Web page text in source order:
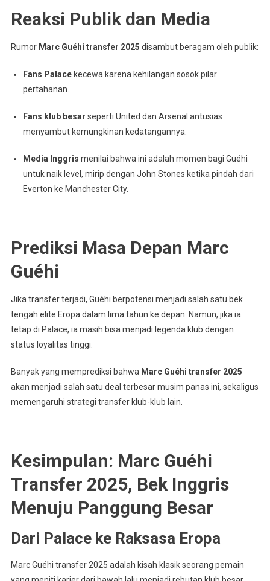
Reaksi Publik dan Media
Rumor Marc Guéhi transfer 2025 disambut beragam oleh publik:
Fans Palacekecewa karena kehilangan sosok pilar
pertahanan.
Fans klub besar seperti United dan Arsenal antusias
menyambut kemungkinan kedatangannya.
Media Inggris menilai bahwa ini adalah momen bagi Guéhi
untuk naik level, mirip dengan John Stones ketika pindah dari
Everton ke Manchester City.
Prediksi Masa Depan Marc
Guéhi
Jika transfer terjadi, Guéhi berpotensi menjadi salah satu bek
tengah elite Eropa dalam lima tahun ke depan. Namun, jika ia
tetap di Palace, ia masih bisa menjadi legenda klub dengan
status loyalitas tinggi.
Banyak yang memprediksi bahwa Marc Guéhi transfer 2025
akan menjadi salah satu deal terbesar musim panas ini, sekaligus
memengaruhi strategi transfer klub-klub lain.
Kesimpulan: Marc Guéhi
Transfer 2025, Bek Inggris
Menuju Panggung Besar
Dari Palace ke Raksasa Eropa
Marc Guéhi transfer 2025 adalah kisah klasik seorang pemain